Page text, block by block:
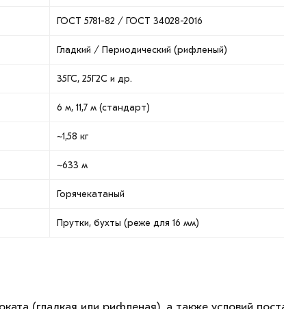
ГОСТ 5781-82 / ГОСТ 34028-2016
Гладкий / Периодический (рифленый)
35ГС, 25Г2С и др.
6 м, 11,7 м (стандарт)
~1,58 кг
~633 м
Горячекатаный
Прутки, бухты (реже для 16 мм)
(гладкая или рифленая), а также условий